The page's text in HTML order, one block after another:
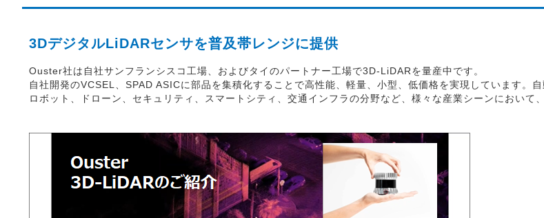
3DデジタルLiDARセンサを普及帯レンジに提供
Ouster社は自社サンフランシスコ工場、およびタイのパートナー工場で3D-LiDARを量産中です。
自社開発のVCSEL、SPAD ASICに部品を集積化することで高性能、軽量、小型、低価格を実現しています。自
ロボット、ドローン、セキュリティ、スマートシティ、交通インフラの分野など、様々な産業シーンにおいて